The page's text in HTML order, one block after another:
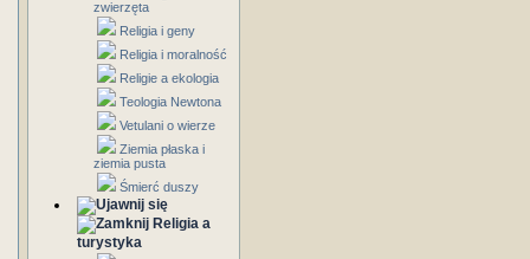
zwierzęta
Religia i geny
Religia i moralność
Religie a ekologia
Teologia Newtona
Vetulani o wierze
Ziemia płaska i
ziemia pusta
Śmierć duszy
Religia a
turystyka